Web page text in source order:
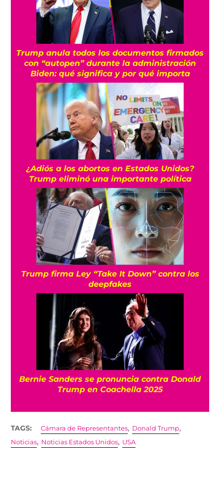
Trump anula todos los documentos firmados
con “autopen” durante la administración
Biden: qué significa y por qué importa
¿Adiós a los abortos en Estados Unidos?
Trump eliminó una importante política
Trump firma Ley “Take It Down” contra los
deepfakes
Bernie Sanders se pronuncia contra Donald
Trump en Coachella 2025
TAGS: Cámara de Representantes, Donald Trump,
Noticias, Noticias Estados Unidos, USA